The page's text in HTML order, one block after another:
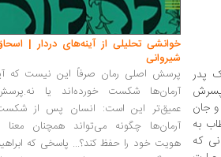
پدر
پسرش
و جان
به
که
خوانشی تحلیلی از آینه‌های دردار |
شیروانی
پرسش اصلی رمان صرفاً این نیست که
آرمان‌ها شکست خورده‌اند یا
عمیق‌تر این است: انسان پس از
آرمان‌ها چگونه می‌تواند همچنان معنا
هویت خود را حفظ کند؟... پاسخی که